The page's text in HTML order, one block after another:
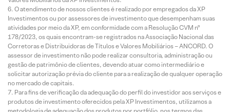
O atendimento de nossos clientes é realizado por empregados da XP
Investimentos ou por assessores de investimento que desempenham suas
atividades por meio da XP, em conformidade com a Resolução CVM nº
178/2023, os quais encontram-se registrados na Associação Nacional das
Corretoras e Distribuidoras de Títulos e Valores Mobiliários – ANCORD. O
assessor de investimento não pode realizar consultoria, administração ou
gestão de patrimônio de clientes, devendo atuar como intermediário e
solicitar autorização prévia do cliente para a realização de qualquer operação
no mercado de capitais.
Para fins de verificação da adequação do perfil do investidor aos serviços e
produtos de investimento oferecidos pela XP Investimentos, utilizamos a